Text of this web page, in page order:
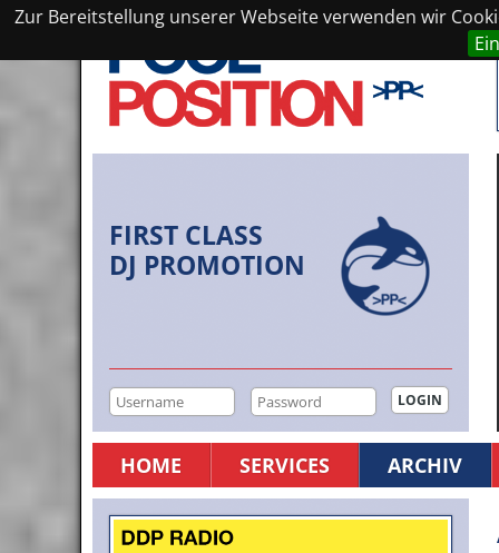
Zur Bereitstellung unserer Webseite verwenden wir
FIRST CLASS
DJ PROMOTION
HOME SERVICES ARCHIV